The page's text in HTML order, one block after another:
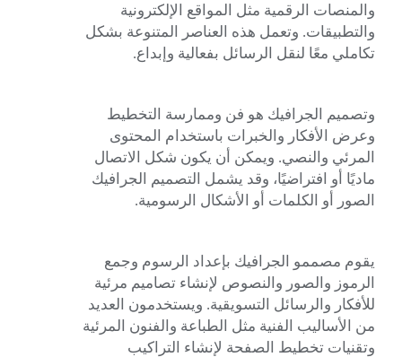
والمنصات الرقمية مثل المواقع الإلكترونية
والتطبيقات. وتعمل هذه العناصر المتنوعة بشكل
تكاملي معًا لنقل الرسائل بفعالية وإبداع.
وتصميم الجرافيك هو فن وممارسة التخطيط
وعرض الأفكار والخبرات باستخدام المحتوى
المرئي والنصي. ويمكن أن يكون شكل الاتصال
ماديًا أو افتراضيًا، وقد يشمل التصميم الجرافيك
الصور أو الكلمات أو الأشكال الرسومية.
يقوم مصممو الجرافيك بإعداد الرسوم وجمع
الرموز والصور والنصوص لإنشاء تصاميم مرئية
للأفكار والرسائل التسويقية. ويستخدمون العديد
من الأساليب الفنية مثل الطباعة والفنون المرئية
وتقنيات تخطيط الصفحة لإنشاء التراكيب